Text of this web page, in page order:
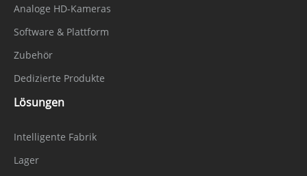
Analoge HD-Kameras
Software & Plattform
Zubehör
Dedizierte Produkte
Lösungen
Intelligente Fabrik
Lager